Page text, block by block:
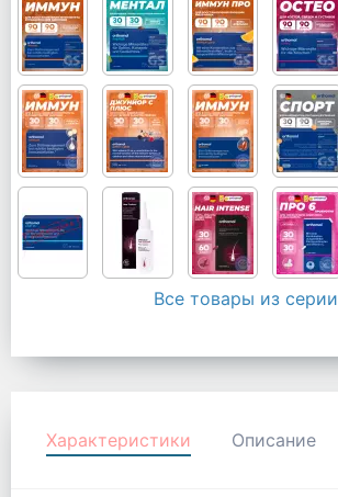
Все товары из серии
Характеристики Описание